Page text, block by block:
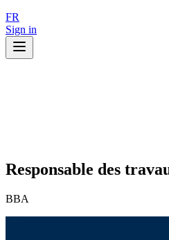
FR
Sign in
Responsable des
BBA